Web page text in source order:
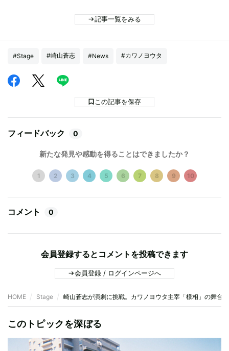
記事一覧をみる
#Stage #崎山蒼志 #News #カワノヨウタ
この記事を保存
フィードバック 0
新たな発見や感動を得ることはできましたか？
1 2 3 4 5 6 7 8 9 10
コメント 0
会員登録するとコメントを投稿できます
会員登録 / ログインページへ
HOME Stage 崎山蒼志が演劇に挑戦。カワノヨウタ主宰「様相」の舞台
このトピックを深ぼる